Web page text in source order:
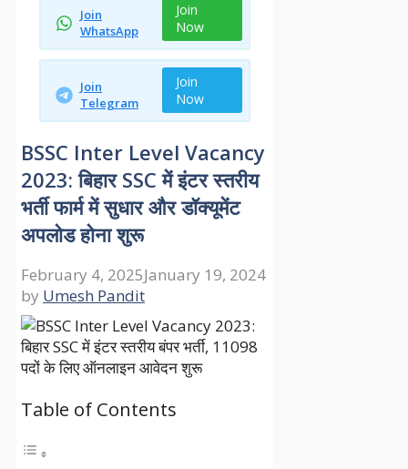
Join
WhatsApp
Join
Now
Join
Telegram
Join
Now
BSSC Inter Level Vacancy
2023: बिहार SSC में इंटर स्तरीय
भर्ती फार्म में सुधार और डॉक्यूमेंट
अपलोड होना शुरू
February 4, 2025January 19, 2024
by Umesh Pandit
Table of Contents